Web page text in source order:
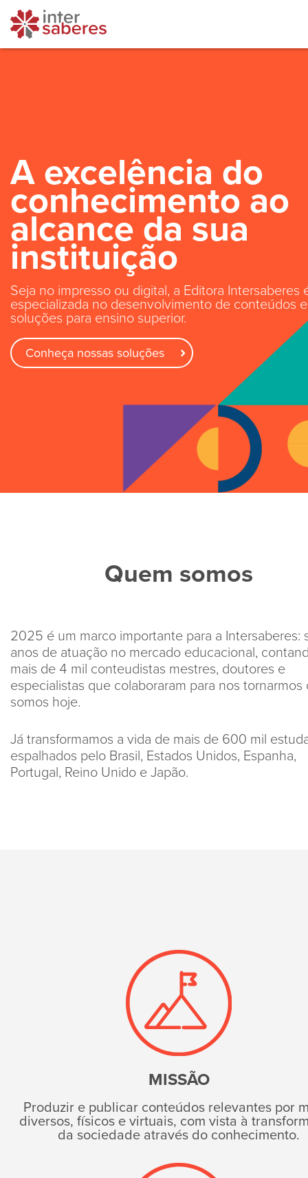
A excelência do
conhecimento ao
alcance da sua
instituição
Seja no impresso ou digital, a Editora Intersaberes
especializada no desenvolvimento de conteúdos e
soluções para ensino superior.
Conheça nossas soluções
Quem somos
2025 é um marco importante para a Intersaberes:
anos de atuação no mercado educacional,
mais de 4 mil conteudistas mestres, doutores e
especialistas que colaboraram para nos tornarmos
somos hoje.
Já transformamos a vida de mais de 600 mil
espalhados pelo Brasil, Estados Unidos, Espanha,
Portugal, Reino Unido e Japão.
MISSÃO
Produzir e publicar conteúdos relevantes por
diversos, físicos e virtuais, com vista à
da sociedade através do conhecimento.